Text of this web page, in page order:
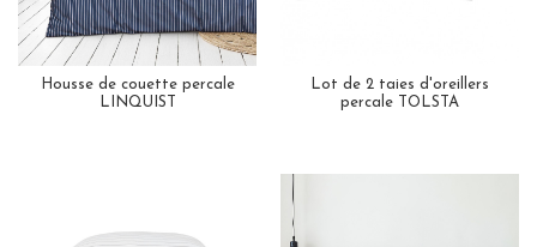
Housse de couette percale
LINQUIST
Lot de 2 taies d'oreillers
percale TOLSTA